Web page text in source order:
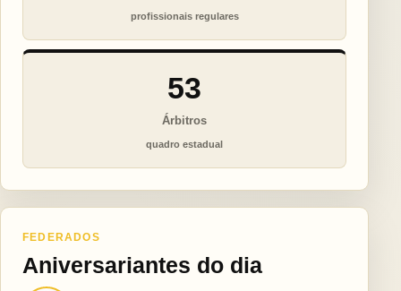
profissionais regulares
53
Árbitros
quadro estadual
FEDERADOS
Aniversariantes do dia